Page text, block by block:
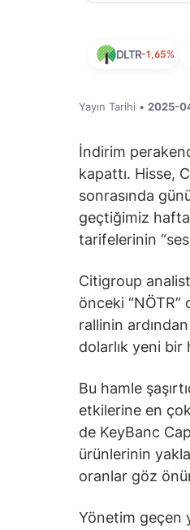
DLTR-1,65%
Yayın Tarihi • 2025-
İndirim
kapattı. Hisse,
sonrasında
geçtiğimiz
tarifelerinin
Citigroup
önceki
rallinin
dolarlık yeni
Bu hamle
etkilerine en
de KeyBanc
ürünlerinin
oranlar göz
Yönetim geçen